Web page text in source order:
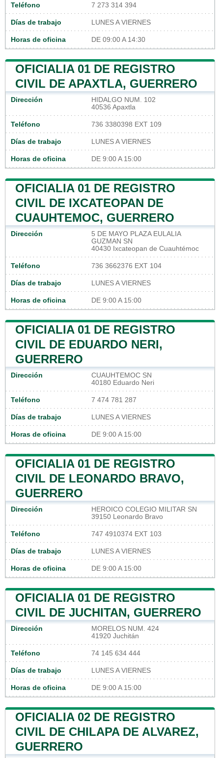
Teléfono 7 273 314 394
Días de trabajo LUNES A VIERNES
Horas de oficina DE 09:00 A 14:30
OFICIALIA 01 DE REGISTRO
CIVIL DE APAXTLA, GUERRERO
Dirección
HIDALGO NUM. 102
40536 Apaxtla
Teléfono 736 3380398 EXT 109
Días de trabajo LUNES A VIERNES
Horas de oficina DE 9:00 A 15:00
OFICIALIA 01 DE REGISTRO
CIVIL DE IXCATEOPAN DE
CUAUHTEMOC, GUERRERO
Dirección
5 DE MAYO PLAZA EULALIA
GUZMAN SN
40430 Ixcateopan de Cuauhtémoc
Teléfono 736 3662376 EXT 104
Días de trabajo LUNES A VIERNES
Horas de oficina DE 9:00 A 15:00
OFICIALIA 01 DE REGISTRO
CIVIL DE EDUARDO NERI,
GUERRERO
Dirección
CUAUHTEMOC SN
40180 Eduardo Neri
Teléfono 7 474 781 287
Días de trabajo LUNES A VIERNES
Horas de oficina DE 9:00 A 15:00
OFICIALIA 01 DE REGISTRO
CIVIL DE LEONARDO BRAVO,
GUERRERO
Dirección
HEROICO COLEGIO MILITAR SN
39150 Leonardo Bravo
Teléfono 747 4910374 EXT 103
Días de trabajo LUNES A VIERNES
Horas de oficina DE 9:00 A 15:00
OFICIALIA 01 DE REGISTRO
CIVIL DE JUCHITAN, GUERRERO
Dirección
MORELOS NUM. 424
41920 Juchitán
Teléfono 74 145 634 444
Días de trabajo LUNES A VIERNES
Horas de oficina DE 9:00 A 15:00
OFICIALIA 02 DE REGISTRO
CIVIL DE CHILAPA DE ALVAREZ,
GUERRERO